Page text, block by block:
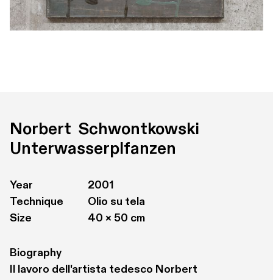
Norbert  Schwontkowski
Unterwasserplfanzen
Year
2001
Technique
Olio su tela
Size
40 × 50 cm
Biography
Il lavoro dell'artista tedesco Norbert